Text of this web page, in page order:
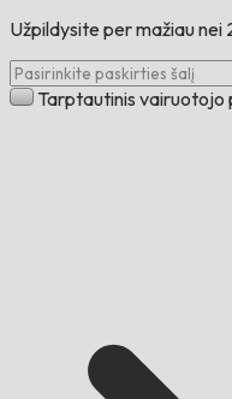
Užpildysite per mažiau nei
Tarptautinis vairuotojo